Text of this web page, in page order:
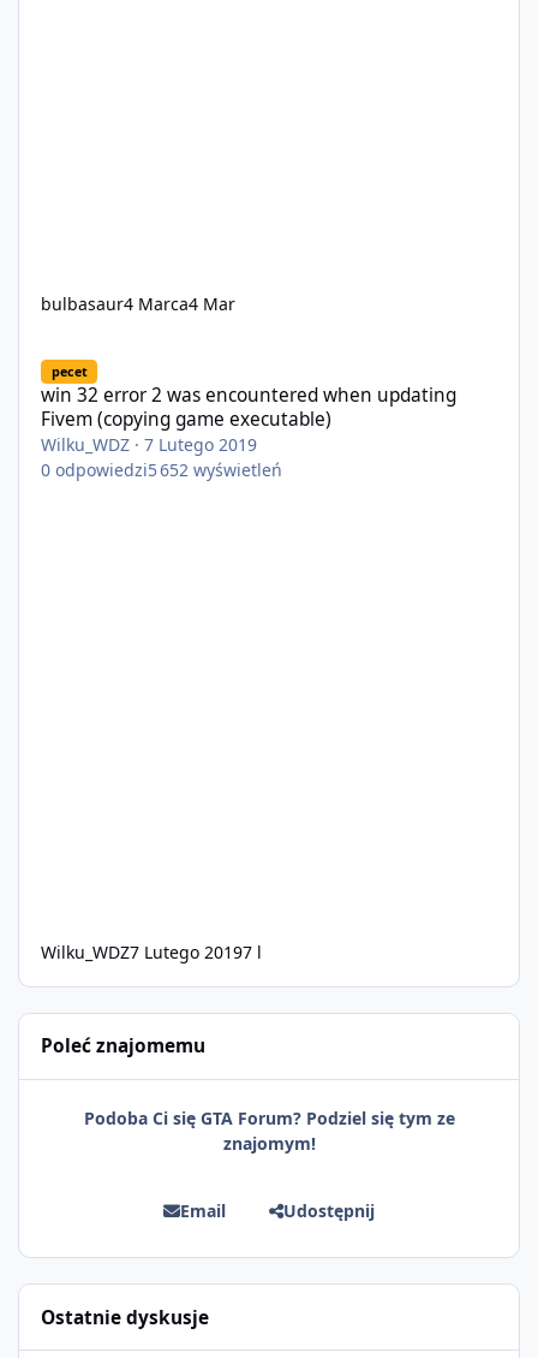
bulbasaur4 Marca4 Mar
pecet
win 32 error 2 was encountered when updating
Fivem (copying game executable)
Wilku_WDZ ·7 Lutego 2019
0 odpowiedzi5 652 wyświetleń
Wilku_WDZ7 Lutego 20197 l
Poleć znajomemu
Podoba Ci się GTA Forum? Podziel się tym ze
znajomym!
Email Udostępnij
Ostatnie dyskusje